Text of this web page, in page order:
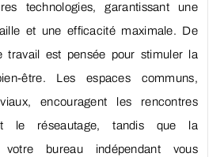
technologies, garantissant une
et une efficacité maximale. De
travail est pensée pour stimuler la
être. Les espaces communs,
encouragent les rencontres
et le réseautage, tandis que la
votre bureau indépendant vous